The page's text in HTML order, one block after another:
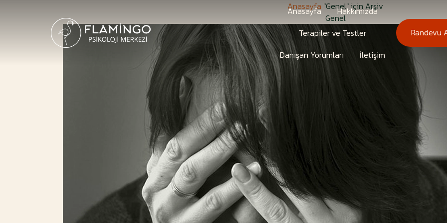
Anasayfa
Hakkımızda
Terapiler ve Testler
Danışan Yorumları
İletişim
Randevu
Anasayfa "Genel" için Arşiv
Genel